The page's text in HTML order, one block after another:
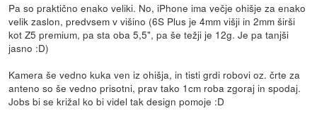
Pa so praktično enako veliki. No, iPhone ima večje ohišje za enako
velik zaslon, predvsem v višino (6S Plus je 4mm višji in 2mm širši
kot Z5 premium, pa sta oba 5,5", pa še težji je 12g. Je pa tanjši
jasno :D)
Kamera še vedno kuka ven iz ohišja, in tisti grdi robovi oz. črte za
anteno so še vedno prisotni, prav tako 1cm roba zgoraj in spodaj.
Jobs bi se križal ko bi videl tak design pomoje :D